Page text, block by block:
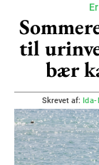
til
bær
Skrevet af: